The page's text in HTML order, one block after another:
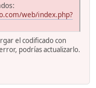
web/index.php?
el codificado con
podrías actualizarlo.